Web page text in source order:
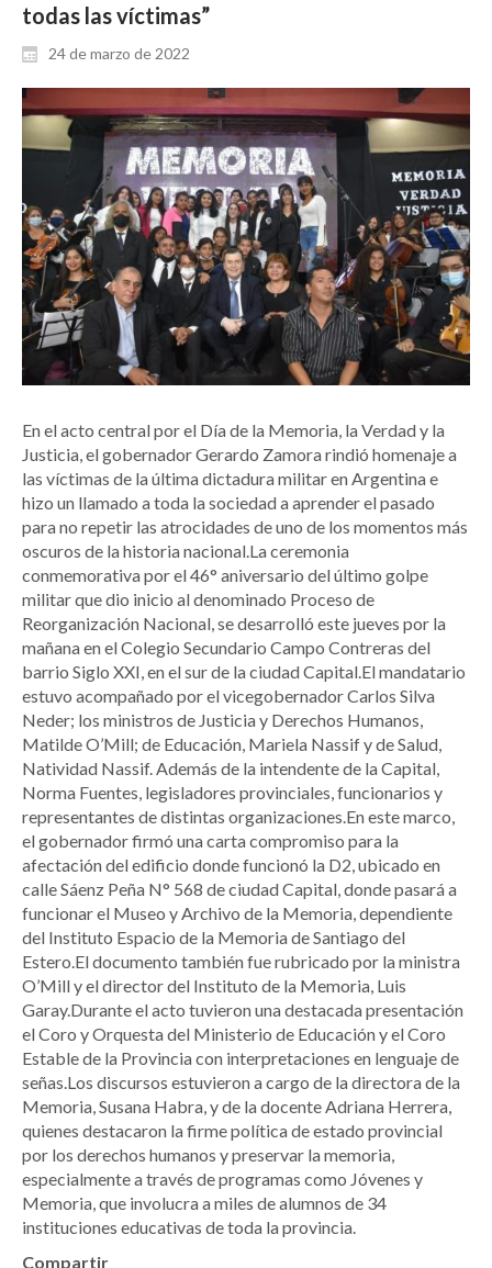
todas las víctimas”
24 de marzo de 2022
En el acto central por el Día de la Memoria, la Verdad y la
Justicia, el gobernador Gerardo Zamora rindió homenaje a
las víctimas de la última dictadura militar en Argentina e
hizo un llamado a toda la sociedad a aprender el pasado
para no repetir las atrocidades de uno de los momentos más
oscuros de la historia nacional.La ceremonia
conmemorativa por el 46° aniversario del último golpe
militar que dio inicio al denominado Proceso de
Reorganización Nacional, se desarrolló este jueves por la
mañana en el Colegio Secundario Campo Contreras del
barrio Siglo XXI, en el sur de la ciudad Capital.El mandatario
estuvo acompañado por el vicegobernador Carlos Silva
Neder; los ministros de Justicia y Derechos Humanos,
Matilde O’Mill; de Educación, Mariela Nassif y de Salud,
Natividad Nassif. Además de la intendente de la Capital,
Norma Fuentes, legisladores provinciales, funcionarios y
representantes de distintas organizaciones.En este marco,
el gobernador firmó una carta compromiso para la
afectación del edificio donde funcionó la D2, ubicado en
calle Sáenz Peña N° 568 de ciudad Capital, donde pasará a
funcionar el Museo y Archivo de la Memoria, dependiente
del Instituto Espacio de la Memoria de Santiago del
Estero.El documento también fue rubricado por la ministra
O’Mill y el director del Instituto de la Memoria, Luis
Garay.Durante el acto tuvieron una destacada presentación
el Coro y Orquesta del Ministerio de Educación y el Coro
Estable de la Provincia con interpretaciones en lenguaje de
señas.Los discursos estuvieron a cargo de la directora de la
Memoria, Susana Habra, y de la docente Adriana Herrera,
quienes destacaron la firme política de estado provincial
por los derechos humanos y preservar la memoria,
especialmente a través de programas como Jóvenes y
Memoria, que involucra a miles de alumnos de 34
instituciones educativas de toda la provincia.
Compartir